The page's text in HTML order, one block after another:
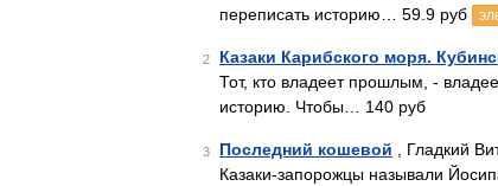
переписать историю… 59.9 руб
2 Казаки Карибского моря.
Тот, кто владеет прошлым, -
историю. Чтобы… 140 руб
3 Последний кошевой , Гладкий
Казаки-запорожцы называли